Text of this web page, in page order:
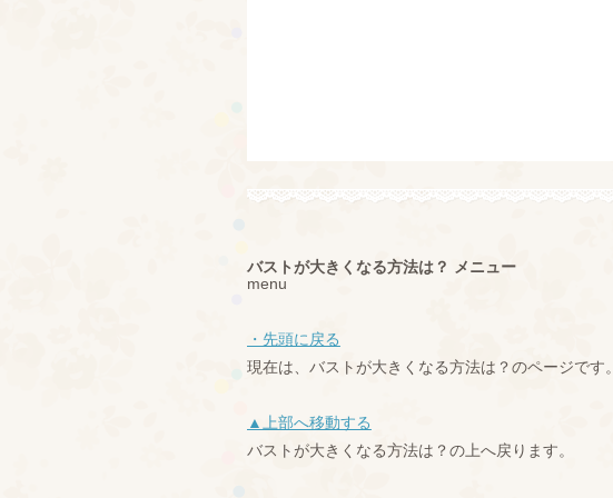
バストが大きくなる方法は？ メニュー
menu
・先頭に戻る
現在は、バストが大きくなる方法は？のページです。
▲上部へ移動する
バストが大きくなる方法は？の上へ戻ります。